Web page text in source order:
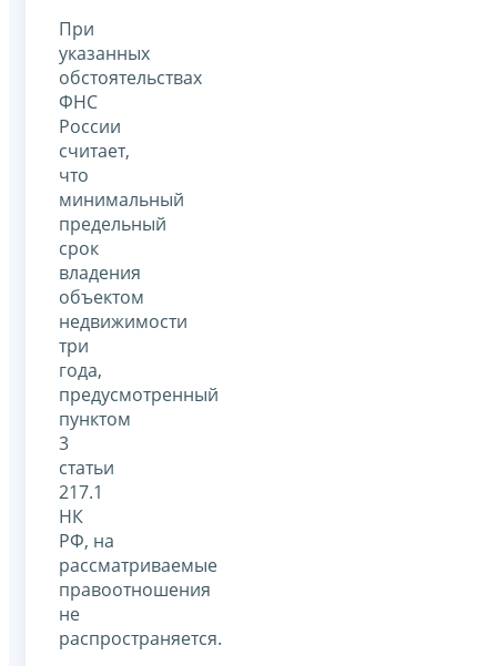
При
указанных
обстоятельствах
ФНС
России
считает,
что
минимальный
предельный
срок
владения
объектом
недвижимости
три
года,
предусмотренный
пунктом
3
статьи
217.1
НК
РФ, на
рассматриваемые
правоотношения
не
распространяется.